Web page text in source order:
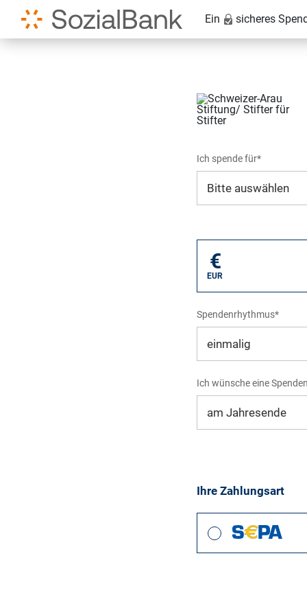
Ein sicheres
Ich spende für*
€
EUR
Spendenrhythmus*
Ich wünsche eine
Ihre Zahlungsart